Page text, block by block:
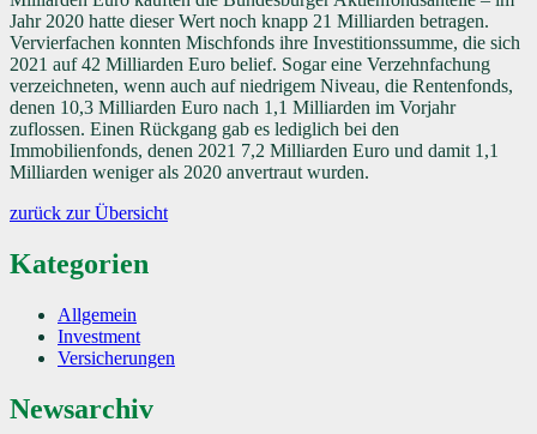
Jahr 2020 hatte dieser Wert noch knapp 21 Milliarden betragen.
Vervierfachen konnten Mischfonds ihre Investitionssumme, die sich
2021 auf 42 Milliarden Euro belief. Sogar eine Verzehnfachung
verzeichneten, wenn auch auf niedrigem Niveau, die Rentenfonds,
denen 10,3 Milliarden Euro nach 1,1 Milliarden im Vorjahr
zuflossen. Einen Rückgang gab es lediglich bei den
Immobilienfonds, denen 2021 7,2 Milliarden Euro und damit 1,1
Milliarden weniger als 2020 anvertraut wurden.
zurück zur Übersicht
Kategorien
Allgemein
Investment
Versicherungen
Newsarchiv